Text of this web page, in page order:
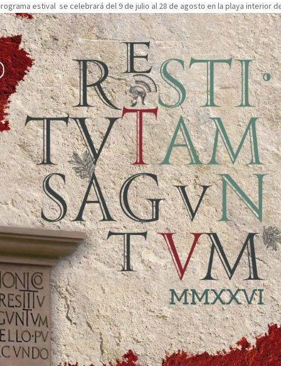
estival se celebrará del 9 de julio al 28 de agosto en la playa interior